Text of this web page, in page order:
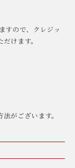
すので、クレジッ
けます。
がございます。